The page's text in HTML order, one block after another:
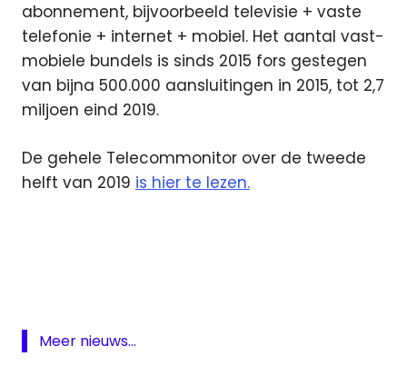
abonnement, bijvoorbeeld televisie + vaste
telefonie + internet + mobiel. Het aantal vast-
mobiele bundels is sinds 2015 fors gestegen
van bijna 500.000 aansluitingen in 2015, tot 2,7
miljoen eind 2019.
De gehele Telecommonitor over de tweede
helft van 2019 is hier te lezen.
mobiele
Meer nieuws...